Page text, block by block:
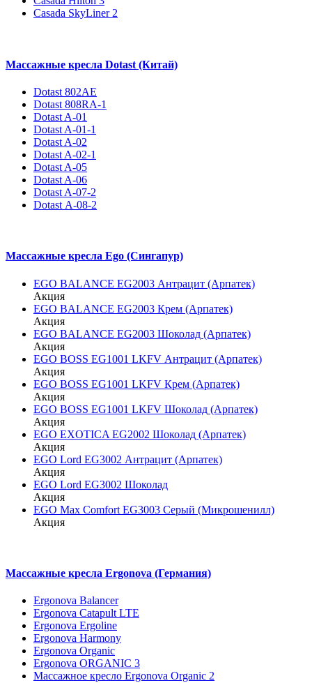
Casada SkyLiner 2
Массажные кресла Dotast (Китай)
Dotast 802AE
Dotast 808RA-1
Dotast A-01
Dotast A-01-1
Dotast A-02
Dotast A-02-1
Dotast A-05
Dotast A-06
Dotast A-07-2
Dotast А-08-2
Массажные кресла Ego (Сингапур)
EGO BALANCE EG2003 Антрацит (Арпатек)
Акция
EGO BALANCE EG2003 Крем (Арпатек)
Акция
EGO BALANCE EG2003 Шоколад (Арпатек)
Акция
EGO BOSS EG1001 LKFV Антрацит (Арпатек)
Акция
EGO BOSS EG1001 LKFV Крем (Арпатек)
Акция
EGO BOSS EG1001 LKFV Шоколад (Арпатек)
Акция
EGO EXOTICA EG2002 Шоколад (Арпатек)
Акция
EGO Lord EG3002 Антрацит (Арпатек)
Акция
EGO Lord EG3002 Шоколад
Акция
EGO Max Comfort EG3003 Серый (Микрошенилл)
Акция
Массажные кресла Ergonova (Германия)
Ergonova Balancer
Ergonova Catapult LTE
Ergonova Ergoline
Ergonova Harmony
Ergonova Organic
Ergonova ORGANIC 3
Массажное кресло Ergonova Organic 2